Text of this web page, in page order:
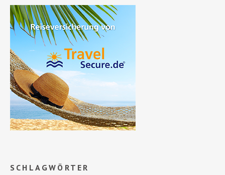
SCHLAGWÖRTER